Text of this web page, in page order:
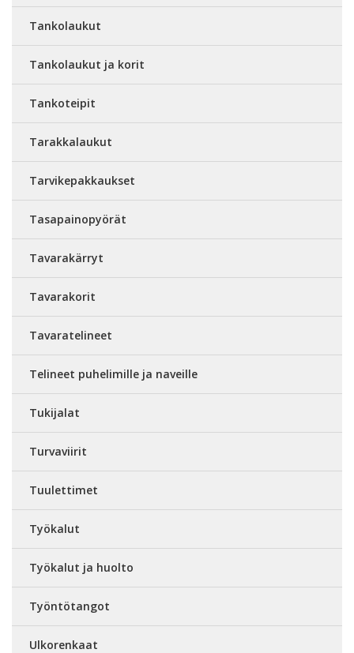
Tankolaukut
Tankolaukut ja korit
Tankoteipit
Tarakkalaukut
Tarvikepakkaukset
Tasapainopyörät
Tavarakärryt
Tavarakorit
Tavaratelineet
Telineet puhelimille ja naveille
Tukijalat
Turvaviirit
Tuulettimet
Työkalut
Työkalut ja huolto
Työntötangot
Ulkorenkaat